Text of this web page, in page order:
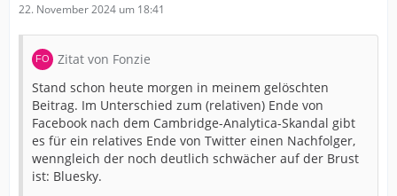
22. November 2024 um 18:41
Zitat von Fonzie
Stand schon heute morgen in meinem gelöschten
Beitrag. Im Unterschied zum (relativen) Ende von
Facebook nach dem Cambridge-Analytica-Skandal gibt
es für ein relatives Ende von Twitter einen Nachfolger,
wenngleich der noch deutlich schwächer auf der Brust
ist: Bluesky.